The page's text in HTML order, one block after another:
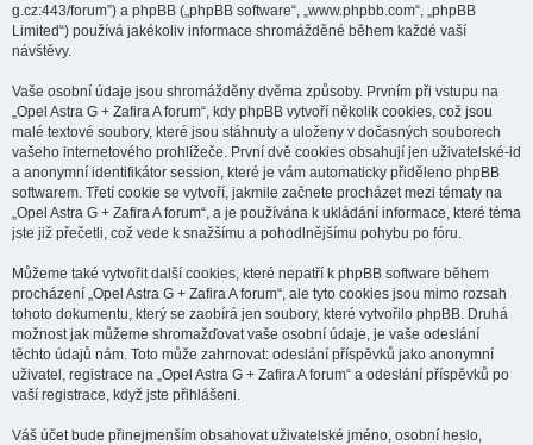
g.cz:443/forum”) a phpBB („phpBB software“, „www.phpbb.com“, „phpBB
Limited“) používá jakékoliv informace shromážděné během každé vaší
návštěvy.
Vaše osobní údaje jsou shromážděny dvěma způsoby. Prvním při vstupu na
„Opel Astra G + Zafira A forum“, kdy phpBB vytvoří několik cookies, což jsou
malé textové soubory, které jsou stáhnuty a uloženy v dočasných souborech
vašeho internetového prohlížeče. První dvě cookies obsahují jen uživatelské-id
a anonymní identifikátor session, které je vám automaticky přiděleno phpBB
softwarem. Třetí cookie se vytvoří, jakmile začnete procházet mezi tématy na
„Opel Astra G + Zafira A forum“, a je používána k ukládání informace, které téma
jste již přečetli, což vede k snažšímu a pohodlnějšímu pohybu po fóru.
Můžeme také vytvořit další cookies, které nepatří k phpBB software během
procházení „Opel Astra G + Zafira A forum“, ale tyto cookies jsou mimo rozsah
tohoto dokumentu, který se zaobírá jen soubory, které vytvořilo phpBB. Druhá
možnost jak můžeme shromažďovat vaše osobní údaje, je vaše odeslání
těchto údajů nám. Toto může zahrnovat: odeslání příspěvků jako anonymní
uživatel, registrace na „Opel Astra G + Zafira A forum“ a odeslání příspěvků po
vaší registrace, když jste přihlášeni.
Váš účet bude přinejmenším obsahovat uživatelské jméno, osobní heslo,